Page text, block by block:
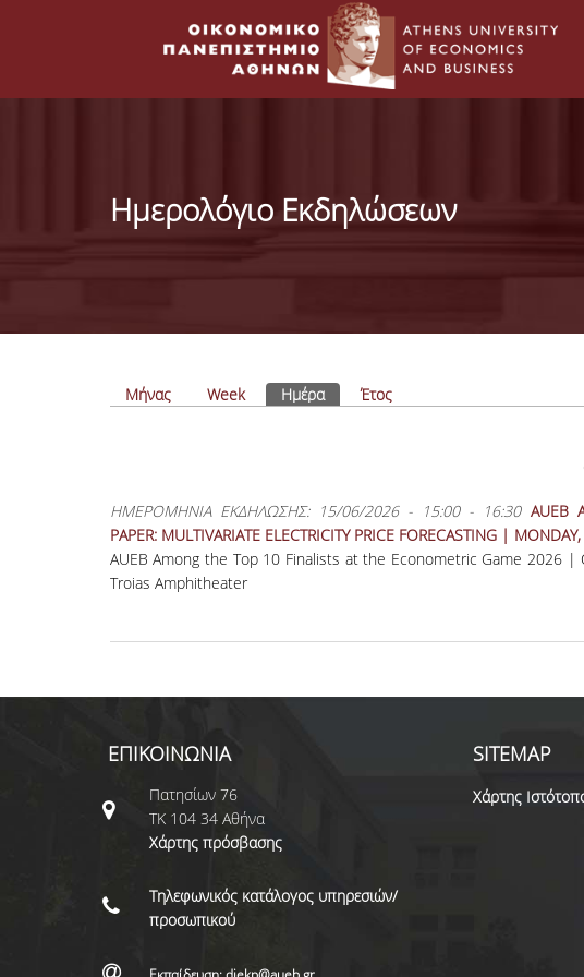
Ημερολόγιο Εκδηλώσεων
Πρωτεύουσες καρτέλες
Μήνας Week Ημέρα(ενεργή καρτέλα)
Έτος
ΗΜΕΡΟΜΗΝΙΑ ΕΚΔΗΛΩΣΗΣ: 15/06/2026 - 15:00- 16:30 AUEB
PAPER: MULTIVARIATE ELECTRICITY PRICE FORECASTING |
AUEB Among the Top 10 Finalists at the Econometric Game 2026 |
Troias Amphitheater
ΕΠΙΚΟΙΝΩΝΙΑ
Πατησίων 76
ΤΚ 104 34 Αθήνα
Χάρτης πρόσβασης
Τηλεφωνικός κατάλογος υπηρεσιών/
προσωπικού
SITEMAP
Χάρτης